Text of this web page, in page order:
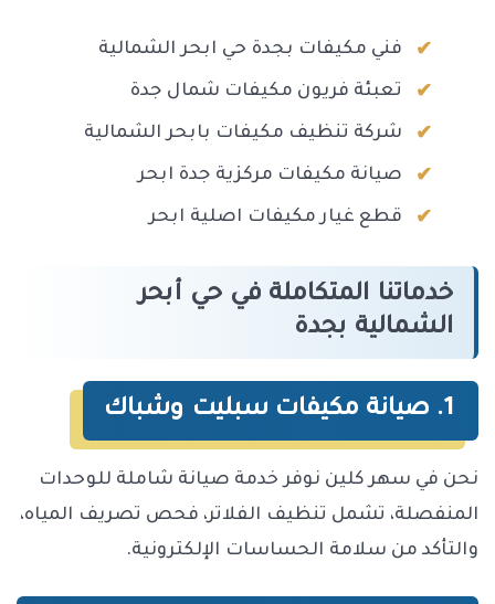
فني مكيفات بجدة حي ابحر الشمالية
تعبئة فريون مكيفات شمال جدة
شركة تنظيف مكيفات بابحر الشمالية
صيانة مكيفات مركزية جدة ابحر
قطع غيار مكيفات اصلية ابحر
خدماتنا المتكاملة في حي أبحر
الشمالية بجدة
1. صيانة مكيفات سبليت وشباك
نحن في سهر كلين نوفر خدمة صيانة شاملة للوحدات
المنفصلة، تشمل تنظيف الفلاتر، فحص تصريف المياه،
والتأكد من سلامة الحساسات الإلكترونية.